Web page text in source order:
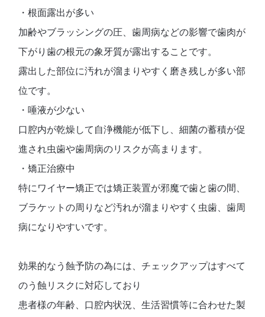
・根面露出が多い
加齢やブラッシングの圧、歯周病などの影響で歯肉が
下がり歯の根元の象牙質が露出することです。
露出した部位に汚れが溜まりやすく磨き残しが多い部
位です。
・唾液が少ない
口腔内が乾燥して自浄機能が低下し、細菌の蓄積が促
進され虫歯や歯周病のリスクが高まります。
・矯正治療中
特にワイヤー矯正では矯正装置が邪魔で歯と歯の間、
ブラケットの周りなど汚れが溜まりやすく虫歯、歯周
病になりやすいです。
効果的なう蝕予防の為には、チェックアップはすべて
のう蝕リスクに対応しており
患者様の年齢、口腔内状況、生活習慣等に合わせた製